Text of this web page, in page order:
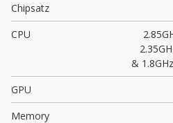
Chipsatz
CPU
&
GPU
Memory